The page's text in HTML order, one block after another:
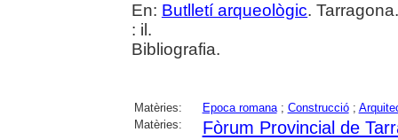
En: Butlletí arqueològic.
: il.
Bibliografia.
Matèries: Epoca romana; Construcció;
Matèries:
Fòrum Provincial de